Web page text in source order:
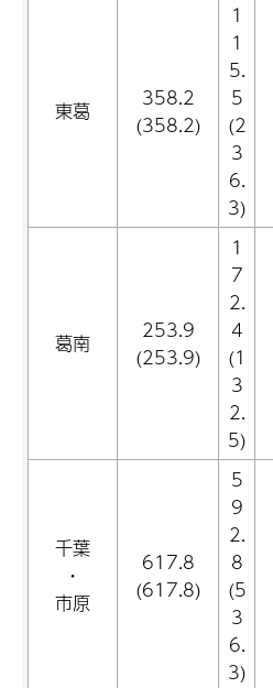
東葛
358.2
(358.2)
1
1
5.
5
(2
3
6.
3)
葛南
253.9
(253.9)
1
7
2.
4
(1
3
2.
5)
千葉
・
市原
617.8
(617.8)
5
9
2.
8
(5
3
6.
3)